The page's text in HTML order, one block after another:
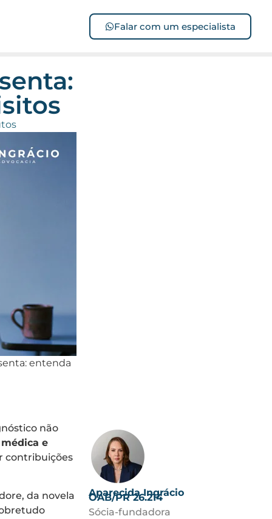
Falar com um especialista
entenda
não
e
contribuições
da novela
Aparecida Ingrácio
OAB/PR 26.214
Sócia-fundadora